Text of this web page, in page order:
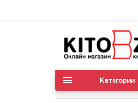
Категории